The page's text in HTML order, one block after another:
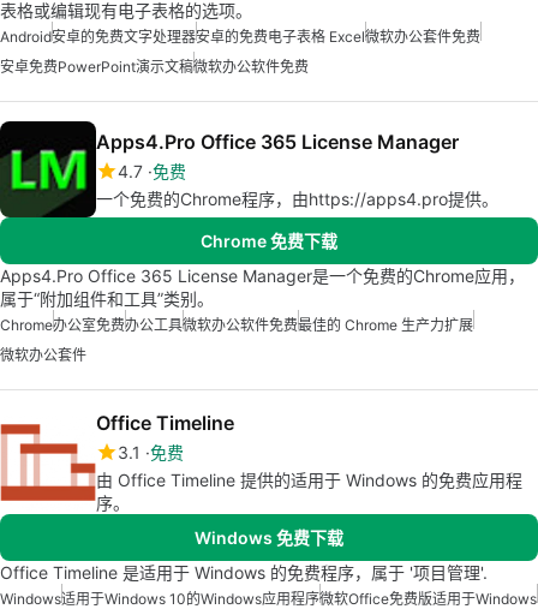
表格或编辑现有电子表格的选项。
Android安卓的免费文字处理器安卓的免费电子表格 Excel微软办公套件免费
安卓免费PowerPoint演示文稿微软办公软件免费
Apps4.Pro Office 365 License Manager
4.7 免费
一个免费的Chrome程序，由https://apps4.pro提供。
Chrome 免费下载
Apps4.Pro Office 365 License Manager是一个免费的Chrome应用，
属于“附加组件和工具”类别。
Chrome办公室免费办公工具微软办公软件免费最佳的 Chrome 生产力扩展
微软办公套件
Office Timeline
3.1 免费
由 Office Timeline 提供的适用于 Windows 的免费应用程
序。
Windows 免费下载
Office Timeline 是适用于 Windows 的免费程序，属于 '项目管理'.
Windows适用于Windows 10的Windows应用程序微软Office免费版适用于Windows